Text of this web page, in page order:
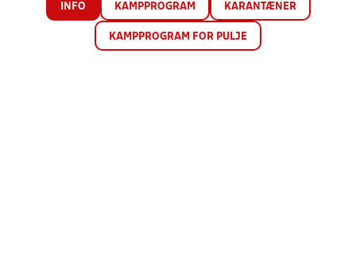
INFO KAMPPROGRAM KARANTÆNER
KAMPPROGRAM FOR PULJE